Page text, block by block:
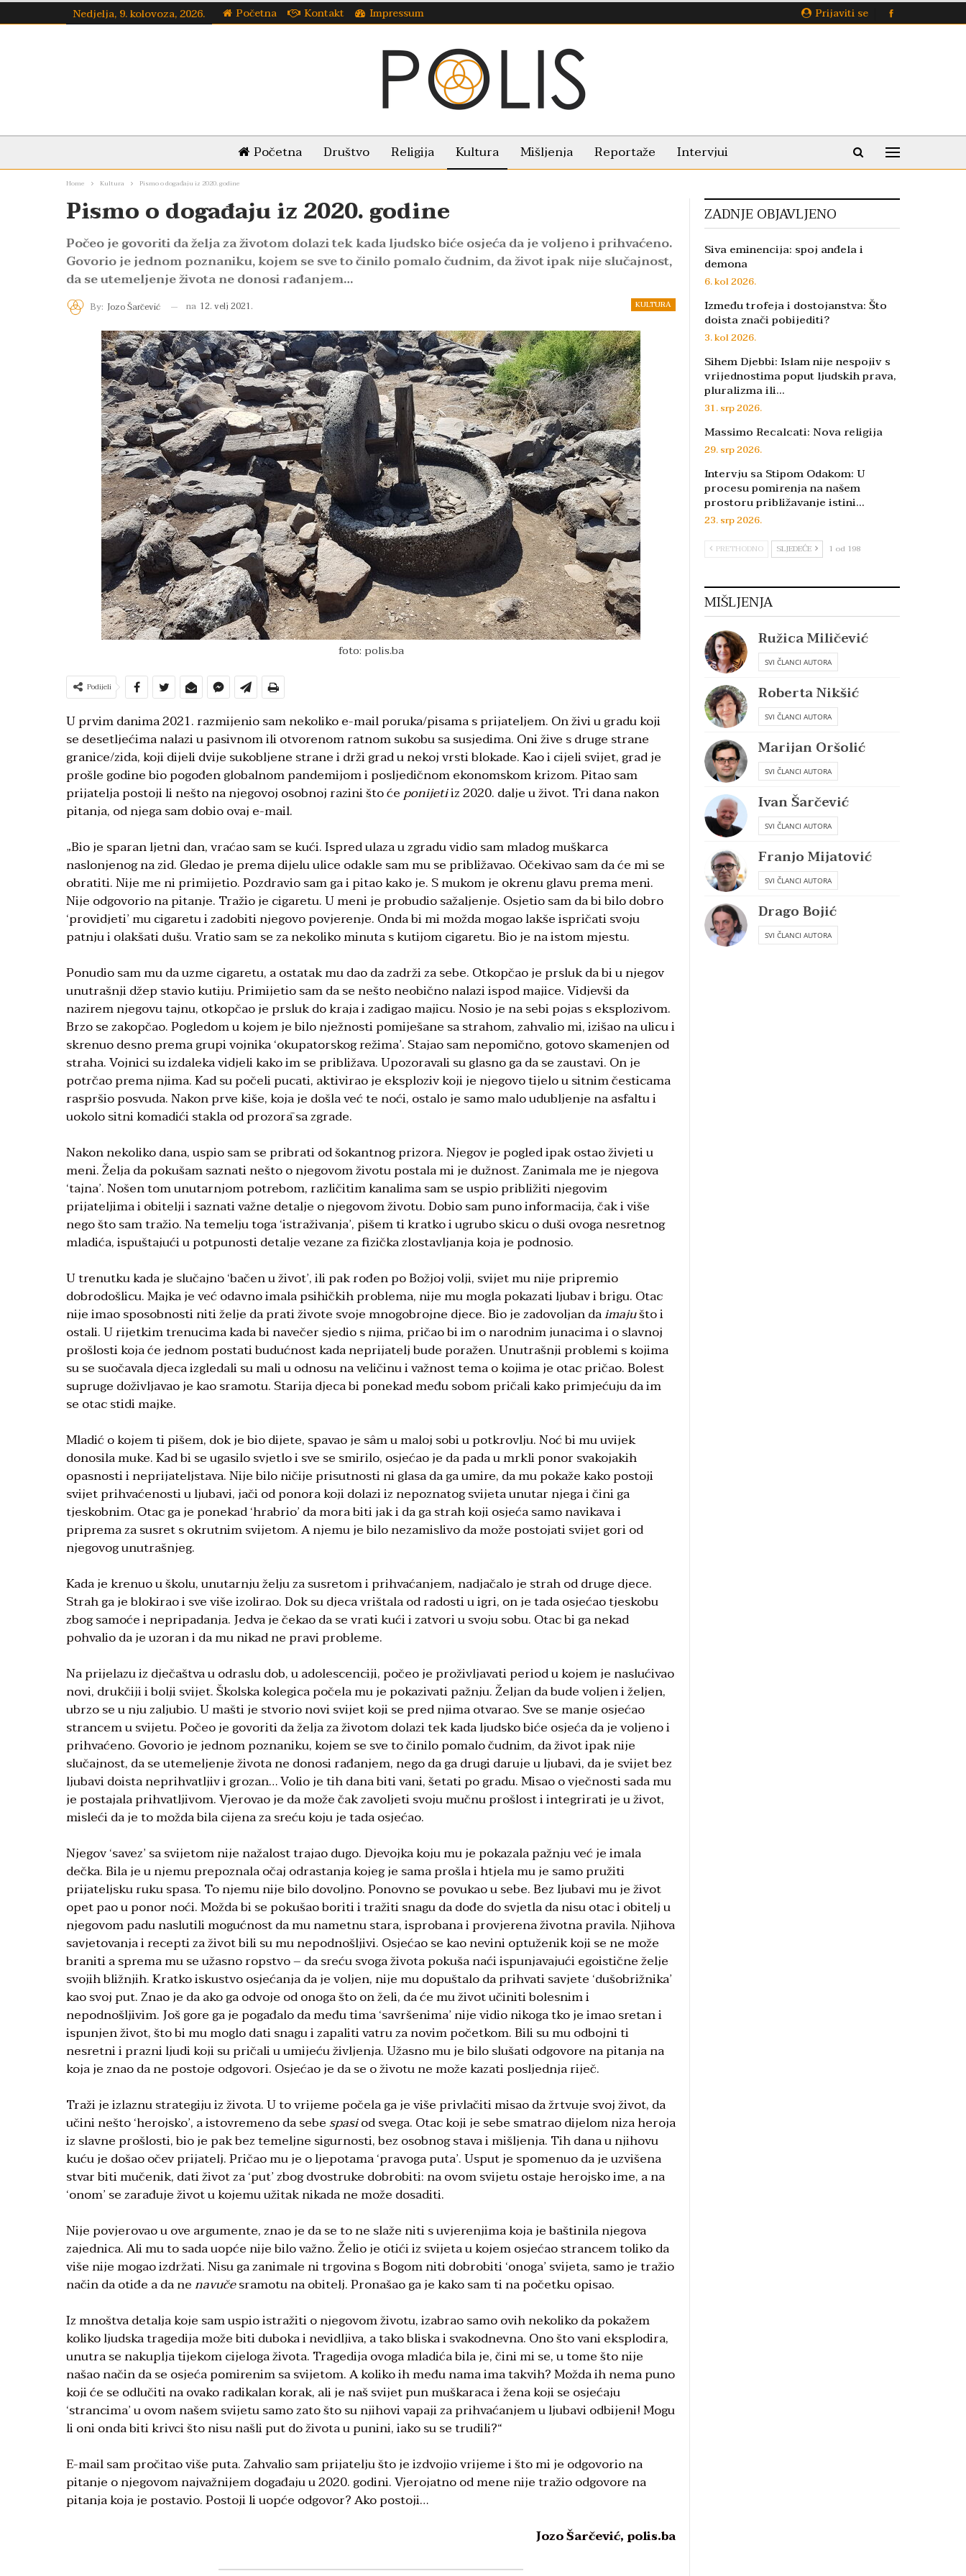
Prijaviti se
Nedjelja, 9. kolovoza, 2026. Početna Kontakt Impressum
Početna Društvo Religija Kultura Mišljenja Reportaže Intervjui
Home Kultura Pismo o događaju iz 2020. godine
Pismo o događaju iz 2020. godine
Počeo je govoriti da želja za životom dolazi tek kada ljudsko biće osjeća da je voljeno i prihvaćeno.
Govorio je jednom poznaniku, kojem se sve to činilo pomalo čudnim, da život ipak nije slučajnost,
da se utemeljenje života ne donosi rađanjem…
KULTURA
By: Jozo Šarčević na 12. velj 2021.
foto: polis.ba
Podijeli
U prvim danima 2021. razmijenio sam nekoliko e-mail poruka/pisama s prijateljem. On živi u gradu koji
se desetljećima nalazi u pasivnom ili otvorenom ratnom sukobu sa susjedima. Oni žive s druge strane
granice/zida, koji dijeli dvije sukobljene strane i drži grad u nekoj vrsti blokade. Kao i cijeli svijet, grad je
prošle godine bio pogođen globalnom pandemijom i posljedičnom ekonomskom krizom. Pitao sam
prijatelja postoji li nešto na njegovoj osobnoj razini što će ponijetiiz 2020. dalje u život. Tri dana nakon
pitanja, od njega sam dobio ovaj e-mail.
„Bio je sparan ljetni dan, vraćao sam se kući. Ispred ulaza u zgradu vidio sam mladog muškarca
naslonjenog na zid. Gledao je prema dijelu ulice odakle sam mu se približavao. Očekivao sam da će mi se
obratiti. Nije me ni primijetio. Pozdravio sam ga i pitao kako je. S mukom je okrenu glavu prema meni.
Nije odgovorio na pitanje. Tražio je cigaretu. U meni je probudio sažaljenje. Osjetio sam da bi bilo dobro
‘providjeti’ mu cigaretu i zadobiti njegovo povjerenje. Onda bi mi možda mogao lakše ispričati svoju
patnju i olakšati dušu. Vratio sam se za nekoliko minuta s kutijom cigaretu. Bio je na istom mjestu.
Ponudio sam mu da uzme cigaretu, a ostatak mu dao da zadrži za sebe. Otkopčao je prsluk da bi u njegov
unutrašnji džep stavio kutiju. Primijetio sam da se nešto neobično nalazi ispod majice. Vidjevši da
nazirem njegovu tajnu, otkopčao je prsluk do kraja i zadigao majicu. Nosio je na sebi pojas s eksplozivom.
Brzo se zakopčao. Pogledom u kojem je bilo nježnosti pomiješane sa strahom, zahvalio mi, izišao na ulicu i
skrenuo desno prema grupi vojnika ‘okupatorskog režima’. Stajao sam nepomično, gotovo skamenjen od
straha. Vojnici su izdaleka vidjeli kako im se približava. Upozoravali su glasno ga da se zaustavi. On je
potrčao prema njima. Kad su počeli pucati, aktivirao je eksploziv koji je njegovo tijelo u sitnim česticama
raspršio posvuda. Nakon prve kiše, koja je došla već te noći, ostalo je samo malo udubljenje na asfaltu i
uokolo sitni komadići stakla od prozorā sa zgrade.
Nakon nekoliko dana, uspio sam se pribrati od šokantnog prizora. Njegov je pogled ipak ostao živjeti u
meni. Želja da pokušam saznati nešto o njegovom životu postala mi je dužnost. Zanimala me je njegova
‘tajna’. Nošen tom unutarnjom potrebom, različitim kanalima sam se uspio približiti njegovim
prijateljima i obitelji i saznati važne detalje o njegovom životu. Dobio sam puno informacija, čak i više
nego što sam tražio. Na temelju toga ‘istraživanja’, pišem ti kratko i ugrubo skicu o duši ovoga nesretnog
mladića, ispuštajući u potpunosti detalje vezane za fizička zlostavljanja koja je podnosio.
U trenutku kada je slučajno ‘bačen u život’, ili pak rođen po Božjoj volji, svijet mu nije pripremio
dobrodošlicu. Majka je već odavno imala psihičkih problema, nije mu mogla pokazati ljubav i brigu. Otac
nije imao sposobnosti niti želje da prati živote svoje mnogobrojne djece. Bio je zadovoljan daimajušto i
ostali. U rijetkim trenucima kada bi navečer sjedio s njima, pričao bi im o narodnim junacima i o slavnoj
prošlosti koja će jednom postati budućnost kada neprijatelj bude poražen. Unutrašnji problemi s kojima
su se suočavala djeca izgledali su mali u odnosu na veličinu i važnost tema o kojima je otac pričao. Bolest
supruge doživljavao je kao sramotu. Starija djeca bi ponekad među sobom pričali kako primjećuju da im
se otac stidi majke.
Mladić o kojem ti pišem, dok je bio dijete, spavao je sâm u maloj sobi u potkrovlju. Noć bi mu uvijek
donosila muke. Kad bi se ugasilo svjetlo i sve se smirilo, osjećao je da pada u mrkli ponor svakojakih
opasnosti i neprijateljstava. Nije bilo ničije prisutnosti ni glasa da ga umire, da mu pokaže kako postoji
svijet prihvaćenosti u ljubavi, jači od ponora koji dolazi iz nepoznatog svijeta unutar njega i čini ga
tjeskobnim. Otac ga je ponekad ‘hrabrio’ da mora biti jak i da ga strah koji osjeća samo navikava i
priprema za susret s okrutnim svijetom. A njemu je bilo nezamislivo da može postojati svijet gori od
njegovog unutrašnjeg.
Kada je krenuo u školu, unutarnju želju za susretom i prihvaćanjem, nadjačalo je strah od druge djece.
Strah ga je blokirao i sve više izolirao. Dok su djeca vrištala od radosti u igri, on je tada osjećao tjeskobu
zbog samoće i nepripadanja. Jedva je čekao da se vrati kući i zatvori u svoju sobu. Otac bi ga nekad
pohvalio da je uzoran i da mu nikad ne pravi probleme.
Na prijelazu iz dječaštva u odraslu dob, u adolescenciji, počeo je proživljavati period u kojem je naslućivao
novi, drukčiji i bolji svijet. Školska kolegica počela mu je pokazivati pažnju. Željan da bude voljen i željen,
ubrzo se u nju zaljubio. U mašti je stvorio novi svijet koji se pred njima otvarao. Sve se manje osjećao
strancem u svijetu. Počeo je govoriti da želja za životom dolazi tek kada ljudsko biće osjeća da je voljeno i
prihvaćeno. Govorio je jednom poznaniku, kojem se sve to činilo pomalo čudnim, da život ipak nije
slučajnost, da se utemeljenje života ne donosi rađanjem, nego da ga drugi daruje u ljubavi, da je svijet bez
ljubavi doista neprihvatljiv i grozan… Volio je tih dana biti vani, šetati po gradu. Misao o vječnosti sada mu
je postajala prihvatljivom. Vjerovao je da može čak zavoljeti svoju mučnu prošlost i integrirati je u život,
misleći da je to možda bila cijena za sreću koju je tada osjećao.
Njegov ‘savez’ sa svijetom nije nažalost trajao dugo. Djevojka koju mu je pokazala pažnju već je imala
dečka. Bila je u njemu prepoznala očaj odrastanja kojeg je sama prošla i htjela mu je samo pružiti
prijateljsku ruku spasa. To njemu nije bilo dovoljno. Ponovno se povukao u sebe. Bez ljubavi mu je život
opet pao u ponor noći. Možda bi se pokušao boriti i tražiti snagu da dođe do svjetla da nisu otac i obitelj u
njegovom padu naslutili mogućnost da mu nametnu stara, isprobana i provjerena životna pravila. Njihova
savjetovanja i recepti za život bili su mu nepodnošljivi. Osjećao se kao nevini optuženik koji se ne može
braniti a sprema mu se užasno ropstvo – da sreću svoga života pokuša naći ispunjavajući egoistične želje
svojih bližnjih. Kratko iskustvo osjećanja da je voljen, nije mu dopuštalo da prihvati savjete ‘dušobrižnika’
kao svoj put. Znao je da ako ga odvoje od onoga što on želi, da će mu život učiniti bolesnim i
nepodnošljivim. Još gore ga je pogađalo da među tima ‘savršenima’ nije vidio nikoga tko je imao sretan i
ispunjen život, što bi mu moglo dati snagu i zapaliti vatru za novim početkom. Bili su mu odbojni ti
nesretni i prazni ljudi koji su pričali u umijeću življenja. Užasno mu je bilo slušati odgovore na pitanja na
koja je znao da ne postoje odgovori. Osjećao je da se o životu ne može kazati posljednja riječ.
Traži je izlaznu strategiju iz života. U to vrijeme počela ga je više privlačiti misao da žrtvuje svoj život, da
učini nešto ‘herojsko’, a istovremeno da sebespasiod svega. Otac koji je sebe smatrao dijelom niza heroja
iz slavne prošlosti, bio je pak bez temeljne sigurnosti, bez osobnog stava i mišljenja. Tih dana u njihovu
kuću je došao očev prijatelj. Pričao mu je o ljepotama ‘pravoga puta’. Usput je spomenuo da je uzvišena
stvar biti mučenik, dati život za ‘put’ zbog dvostruke dobrobiti: na ovom svijetu ostaje herojsko ime, a na
‘onom’ se zarađuje život u kojemu užitak nikada ne može dosaditi.
Nije povjerovao u ove argumente, znao je da se to ne slaže niti s uvjerenjima koja je baštinila njegova
zajednica. Ali mu to sada uopće nije bilo važno. Želio je otići iz svijeta u kojem osjećao strancem toliko da
više nije mogao izdržati. Nisu ga zanimale ni trgovina s Bogom niti dobrobiti ‘onoga’ svijeta, samo je tražio
način da otiđe a da nenavučesramotu na obitelj. Pronašao ga je kako sam ti na početku opisao.
Iz mnoštva detalja koje sam uspio istražiti o njegovom životu, izabrao samo ovih nekoliko da pokažem
koliko ljudska tragedija može biti duboka i nevidljiva, a tako bliska i svakodnevna. Ono što vani eksplodira,
unutra se nakuplja tijekom cijeloga života. Tragedija ovoga mladića bila je, čini mi se, u tome što nije
našao način da se osjeća pomirenim sa svijetom. A koliko ih među nama ima takvih? Možda ih nema puno
koji će se odlučiti na ovako radikalan korak, ali je naš svijet pun muškaraca i žena koji se osjećaju
‘strancima’ u ovom našem svijetu samo zato što su njihovi vapaji za prihvaćanjem u ljubavi odbijeni! Mogu
li oni onda biti krivci što nisu našli put do života u punini, iako su se trudili?“
E-mail sam pročitao više puta. Zahvalio sam prijatelju što je izdvojio vrijeme i što mi je odgovorio na
pitanje o njegovom najvažnijem događaju u 2020. godini. Vjerojatno od mene nije tražio odgovore na
pitanja koja je postavio. Postoji li uopće odgovor? Ako postoji…
Jozo Šarčević, polis.ba
ZADNJE OBJAVLJENO
Siva eminencija: spoj anđela i
demona
6. kol 2026.
Između trofeja i dostojanstva: Što
doista znači pobijediti?
3. kol 2026.
Sihem Djebbi: Islam nije nespojiv s
vrijednostima poput ljudskih prava,
pluralizma ili…
31. srp 2026.
Massimo Recalcati: Nova religija
29. srp 2026.
Intervju sa Stipom Odakom: U
procesu pomirenja na našem
prostoru približavanje istini…
23. srp 2026.
PRETHODNO SLJEDEĆE 1 od 198
MIŠLJENJA
Ružica Miličević
SVI ČLANCI AUTORA
Roberta Nikšić
SVI ČLANCI AUTORA
Marijan Oršolić
SVI ČLANCI AUTORA
Ivan Šarčević
SVI ČLANCI AUTORA
Franjo Mijatović
SVI ČLANCI AUTORA
Drago Bojić
SVI ČLANCI AUTORA